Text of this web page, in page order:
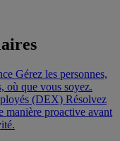
Gérez les personnes,
où que vous soyez.
(DEX) Résolvez
manière proactive avant